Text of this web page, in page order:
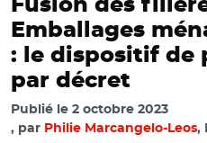
Fusion des
Emballages
: le dispositif de
par décret
Publié le 2 octobre 2023
par Philie Marcangelo-Leos,